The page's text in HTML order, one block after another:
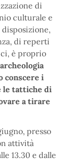
di
culturale e
di reperti
è proprio
conscere i
le tattiche di
a tirare
presso
attività
13.30 e dalle